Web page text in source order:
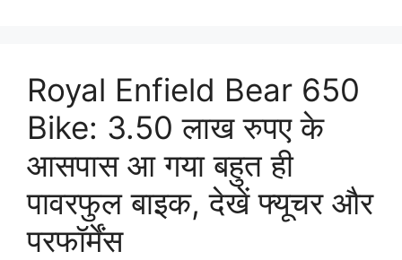
Royal Enfield Bear 650
Bike: 3.50 लाख रुपए के
आसपास आ गया बहुत ही
पावरफुल बाइक, देखें फ्यूचर और
परफॉर्मेंस